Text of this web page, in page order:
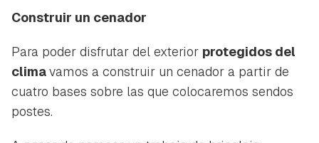
Construir un cenador
Para poder disfrutar del exterior protegidos del
climavamos a construir un cenador a partir de
cuatro bases sobre las que colocaremos sendos
postes.